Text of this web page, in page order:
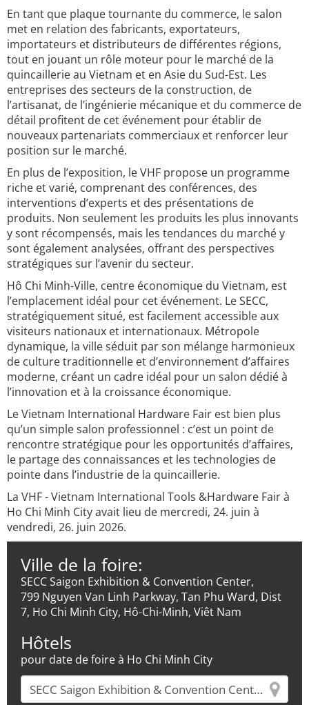
En tant que plaque tournante du commerce, le salon
met en relation des fabricants, exportateurs,
importateurs et distributeurs de différentes régions,
tout en jouant un rôle moteur pour le marché de la
quincaillerie au Vietnam et en Asie du Sud-Est. Les
entreprises des secteurs de la construction, de
l’artisanat, de l’ingénierie mécanique et du commerce de
détail profitent de cet événement pour établir de
nouveaux partenariats commerciaux et renforcer leur
position sur le marché.
En plus de l’exposition, le VHF propose un programme
riche et varié, comprenant des conférences, des
interventions d’experts et des présentations de
produits. Non seulement les produits les plus innovants
y sont récompensés, mais les tendances du marché y
sont également analysées, offrant des perspectives
stratégiques sur l’avenir du secteur.
Hô Chi Minh-Ville, centre économique du Vietnam, est
l’emplacement idéal pour cet événement. Le SECC,
stratégiquement situé, est facilement accessible aux
visiteurs nationaux et internationaux. Métropole
dynamique, la ville séduit par son mélange harmonieux
de culture traditionnelle et d’environnement d’affaires
moderne, créant un cadre idéal pour un salon dédié à
l’innovation et à la croissance économique.
Le Vietnam International Hardware Fair est bien plus
qu’un simple salon professionnel : c’est un point de
rencontre stratégique pour les opportunités d’affaires,
le partage des connaissances et les technologies de
pointe dans l’industrie de la quincaillerie.
La VHF - Vietnam International Tools &Hardware Fair à
Ho Chi Minh City avait lieu de mercredi, 24. juin à
vendredi, 26. juin 2026.
Ville de la foire:
SECC Saigon Exhibition & Convention Center,
799 Nguyen Van Linh Parkway, Tan Phu Ward, Dist
7, Ho Chi Minh City, Hô-Chi-Minh, Viêt Nam
Hôtels
pour date de foire à Ho Chi Minh City